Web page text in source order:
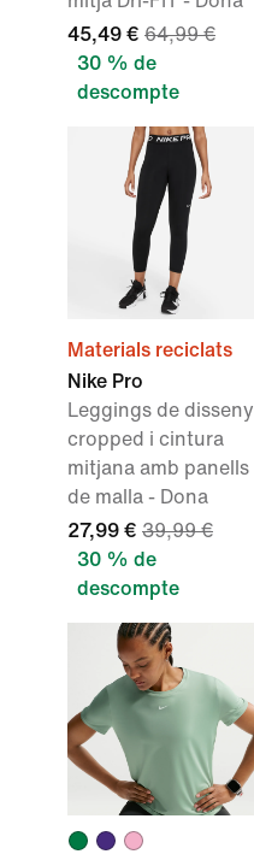
45,49 € 64,99 €
30 % de
descompte
Materials reciclats
Nike Pro
Leggings de disseny
cropped i cintura
mitjana amb panells
de malla - Dona
27,99 € 39,99 €
30 % de
descompte